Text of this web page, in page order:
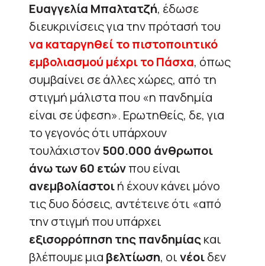
Ευαγγελία Μπαλτατζή, έδωσε
διευκρινίσεις για την πρότασή του
να καταργηθεί το πιστοποιητικό
εμβολιασμού μέχρι το Πάσχα, όπως
συμβαίνει σε άλλες χώρες, από τη
στιγμή μάλιστα που «η πανδημία
είναι σε ύφεση». Ερωτηθείς, δε, για
το γεγονός ότι υπάρχουν
τουλάχιστον500.000 άνθρωποι
άνω των 60 ετώνπου είναι
ανεμβολίαστοιή έχουν κάνει μόνο
τις δυο δόσεις, αντέτεινε ότι «από
την στιγμή που υπάρχει
εξισορρόπηση της πανδημίαςκαι
βλέπουμε μια βελτίωση, οινέοιδεν